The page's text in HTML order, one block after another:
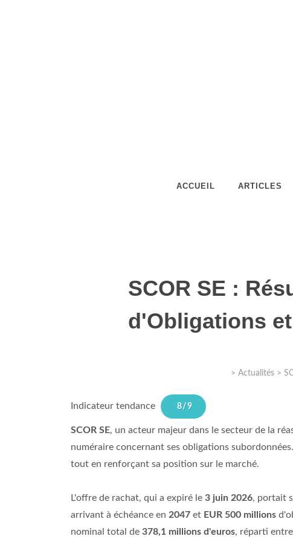
ACCUEIL ARTICLES
SCOR SE :
d'Obligations
> Actualités >
Indicateur tendance 8/9
SCOR SE, un acteur majeur dans le secteur de la
numéraire concernant ses obligations
tout en renforçant sa position sur le marché.
L'offre de rachat, qui a expiré le 3 juin 2026, portait
arrivant à échéance en 2047 et EUR 500 millions
nominal total de 378,1 millions d'euros, réparti entre
Nous partageons
de publicité et
fournies ou qu'ils ont
AFFICHER TOUS LES
AFFICHER LES